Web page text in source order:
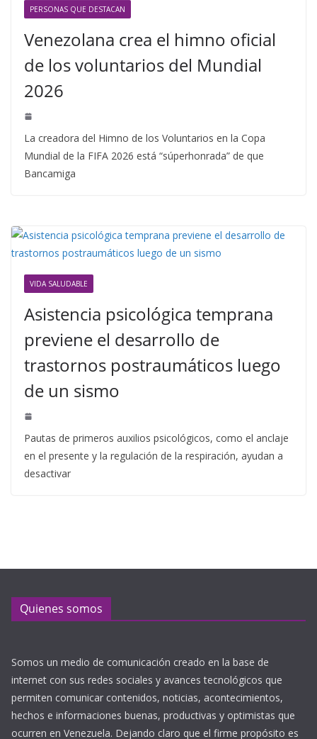
PERSONAS QUE DESTACAN
Venezolana crea el himno oficial
de los voluntarios del Mundial
2026
La creadora del Himno de los Voluntarios en la Copa
Mundial de la FIFA 2026 está “súperhonrada” de que
Bancamiga
VIDA SALUDABLE
Asistencia psicológica temprana
previene el desarrollo de
trastornos postraumáticos luego
de un sismo
Pautas de primeros auxilios psicológicos, como el anclaje
en el presente y la regulación de la respiración, ayudan a
desactivar
Quienes somos
Somos un medio de comunicación creado en la base de
internet con sus redes sociales y avances tecnológicos que
permiten comunicar contenidos, noticias, acontecimientos,
hechos e informaciones buenas, productivas y optimistas que
ocurren en Venezuela. Dejando claro que el firme propósito es